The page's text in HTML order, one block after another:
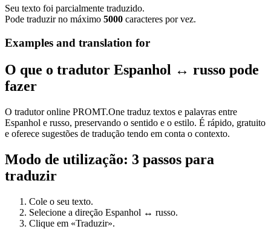
Seu texto foi parcialmente traduzido.
Pode traduzir no máximo 5000 caracteres por vez.
Examples and translation for
O que o tradutor Espanhol ↔ russo pode
fazer
O tradutor online PROMT.One traduz textos e palavras entre
Espanhol e russo, preservando o sentido e o estilo. É rápido, gratuito
e oferece sugestões de tradução tendo em conta o contexto.
Modo de utilização: 3 passos para
traduzir
Cole o seu texto.
Selecione a direção Espanhol ↔ russo.
Clique em «Traduzir».